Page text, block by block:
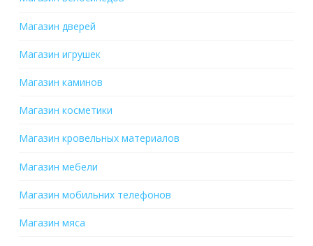
Магазин дверей
Магазин игрушек
Магазин каминов
Магазин косметики
Магазин кровельных материалов
Магазин мебели
Магазин мобильних телефонов
Магазин мяса